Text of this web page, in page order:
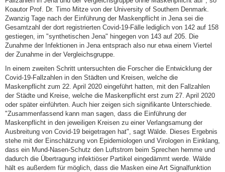
Koautor Prof. Dr. Timo Mitze von der University of Southern Denmark.
Zwanzig Tage nach der Einführung der Maskenpflicht in Jena sei die
Gesamtzahl der dort registrierten Covid-19-Fälle lediglich von 142 auf 158
gestiegen, im "synthetischen Jena" hingegen von 143 auf 205. Die
Zunahme der Infektionen in Jena entsprach also nur etwa einem Viertel
der Zunahme in der Vergleichsgruppe.
In einem zweiten Schritt untersuchten die Forscher die Entwicklung der
Covid-19-Fallzahlen in den Städten und Kreisen, welche die
Maskenpflicht zum 22. April 2020 eingeführt hatten, mit den Fallzahlen
der Städte und Kreise, welche die Maskenpflicht erst zum 27. April 2020
oder später einführten. Auch hier zeigen sich signifikante Unterschiede.
"Zusammenfassend kann man sagen, dass die Einführung der
Maskenpflicht in den jeweiligen Kreisen zu einer Verlangsamung der
Ausbreitung von Covid-19 beigetragen hat", sagt Wälde. Dieses Ergebnis
stehe mit der Einschätzung von Epidemiologen und Virologen in Einklang,
dass ein Mund-Nasen-Schutz den Luftstrom beim Sprechen hemme und
dadurch die Übertragung infektiöser Partikel eingedämmt werde. Wälde
hält es außerdem für möglich, dass die Masken eine Art Signalfunktion